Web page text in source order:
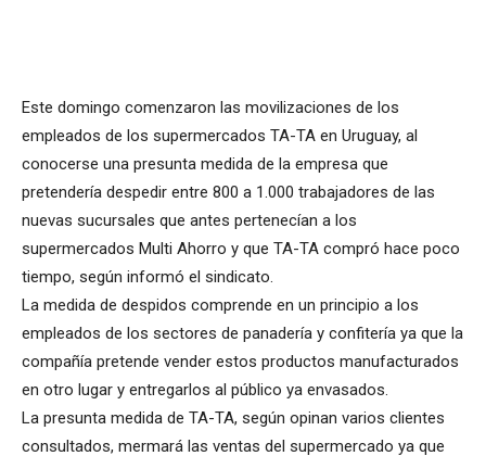
Este domingo comenzaron las movilizaciones de los
empleados de los supermercados TA-TA en Uruguay, al
conocerse una presunta medida de la empresa que
pretendería despedir entre 800 a 1.000 trabajadores de las
nuevas sucursales que antes pertenecían a los
supermercados Multi Ahorro y que TA-TA compró hace poco
tiempo, según informó el sindicato.
La medida de despidos comprende en un principio a los
empleados de los sectores de panadería y confitería ya que la
compañía pretende vender estos productos manufacturados
en otro lugar y entregarlos al público ya envasados.
La presunta medida de TA-TA, según opinan varios clientes
consultados, mermará las ventas del supermercado ya que